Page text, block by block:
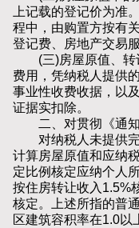
上记载的登记价为准
程中，由购置方按有
登记费、房地产交易
(三)房屋原值、转
费用，凭纳税人提供
事业性收费收据，以
证据实扣除。
二、对贯彻《通知
对纳税人未提供完
计算房屋原值和应纳
定比例核定应纳个人
按住房转让收入1.5%
核定。上述所指的普
区建筑容积率在1.0以